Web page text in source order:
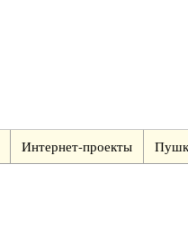
Интернет-проекты